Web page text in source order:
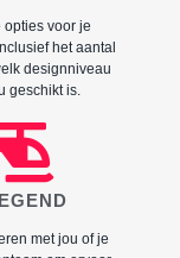
opties voor je
het aantal
designniveau
geschikt is.
met jou of je